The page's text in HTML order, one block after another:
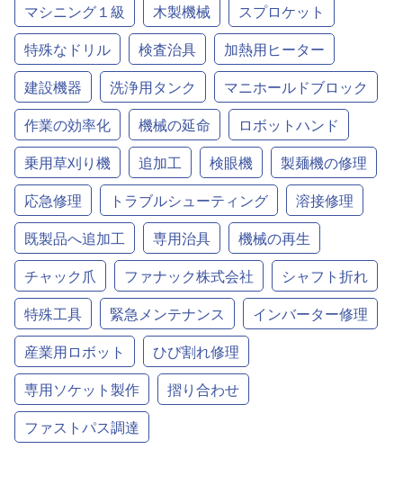
マシニング１級
木製機械
スプロケット
特殊なドリル
検査治具
加熱用ヒーター
建設機器
洗浄用タンク
マニホールドブロック
作業の効率化
機械の延命
ロボットハンド
乗用草刈り機
追加工 検眼機
製麺機の修理
応急修理
トラブルシューティング
溶接修理
既製品へ追加工
専用治具
機械の再生
チャック爪
ファナック株式会社
シャフト折れ
特殊工具
緊急メンテナンス
インバーター修理
産業用ロボット
ひび割れ修理
専用ソケット製作
摺り合わせ
ファストパス調達